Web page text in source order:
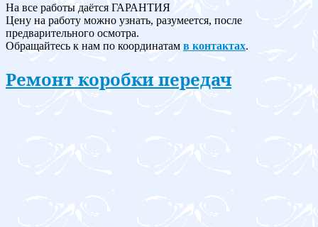
На все работы даётся ГАРАНТИЯ
Цену на работу можно узнать, разумеется, после
предварительного осмотра.
Обращайтесь к нам по координатам в контактах.
Ремонт коробки передач